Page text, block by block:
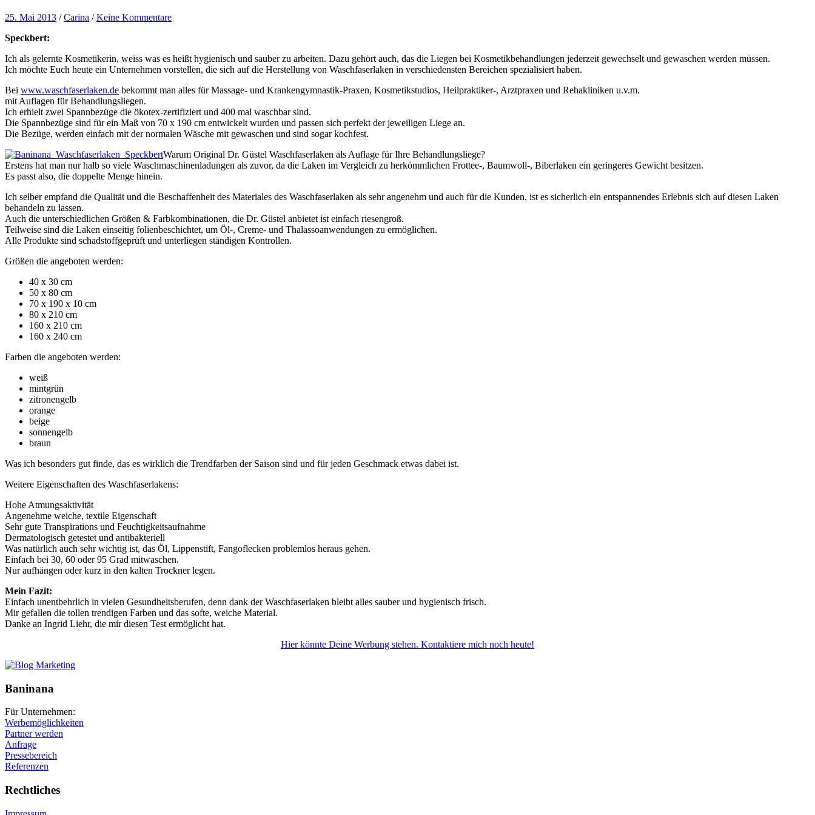
25. Mai 2013 /Carina /Keine Kommentare
Speckbert:
Ich als gelernte Kosmetikerin, weiss was es heißt hygienisch und sauber zu arbeiten. Dazu gehört auch, das die Liegen bei Kosmetikbehandlungen jederzeit gewechselt und gewaschen werden müssen.
Ich möchte Euch heute ein Unternehmen vorstellen, die sich auf die Herstellung von Waschfaserlaken in verschiedensten Bereichen spezialisiert haben.
Bei www.waschfaserlaken.de bekommt man alles für Massage- und Krankengymnastik-Praxen, Kosmetikstudios, Heilpraktiker-, Arztpraxen und Rehakliniken u.v.m.
mit Auflagen für Behandlungsliegen.
Ich erhielt zwei Spannbezüge die ökotex-zertifiziert und 400 mal waschbar sind.
Die Spannbezüge sind für ein Maß von 70 x 190 cm entwickelt wurden und passen sich perfekt der jeweiligen Liege an.
Die Bezüge, werden einfach mit der normalen Wäsche mit gewaschen und sind sogar kochfest.
Warum Original Dr. Güstel Waschfaserlaken als Auflage für Ihre Behandlungsliege?
Erstens hat man nur halb so viele Waschmaschinenladungen als zuvor, da die Laken im Vergleich zu herkömmlichen Frottee-, Baumwoll-, Biberlaken ein geringeres Gewicht besitzen.
Es passt also, die doppelte Menge hinein.
Ich selber empfand die Qualität und die Beschaffenheit des Materiales des Waschfaserlaken als sehr angenehm und auch für die Kunden, ist es sicherlich ein entspannendes Erlebnis sich auf diesen Laken
behandeln zu lassen.
Auch die unterschiedlichen Größen & Farbkombinationen, die Dr. Güstel anbietet ist einfach riesengroß.
Teilweise sind die Laken einseitig folienbeschichtet, um Öl-, Creme- und Thalassoanwendungen zu ermöglichen.
Alle Produkte sind schadstoffgeprüft und unterliegen ständigen Kontrollen.
Größen die angeboten werden:
40 x 30 cm
50 x 80 cm
70 x 190 x 10 cm
80 x 210 cm
160 x 210 cm
160 x 240 cm
Farben die angeboten werden:
weiß
mintgrün
zitronengelb
orange
beige
sonnengelb
braun
Was ich besonders gut finde, das es wirklich die Trendfarben der Saison sind und für jeden Geschmack etwas dabei ist.
Weitere Eigenschaften des Waschfaserlakens:
Hohe Atmungsaktivität
Angenehme weiche, textile Eigenschaft
Sehr gute Transpirations und Feuchtigkeitsaufnahme
Dermatologisch getestet und antibakteriell
Was natürlich auch sehr wichtig ist, das Öl, Lippenstift, Fangoflecken problemlos heraus gehen.
Einfach bei 30, 60 oder 95 Grad mitwaschen.
Nur aufhängen oder kurz in den kalten Trockner legen.
Mein Fazit:
Einfach unentbehrlich in vielen Gesundheitsberufen, denn dank der Waschfaserlaken bleibt alles sauber und hygienisch frisch.
Mir gefallen die tollen trendigen Farben und das softe, weiche Material.
Danke an Ingrid Liehr, die mir diesen Test ermöglicht hat.
Hier könnte Deine Werbung stehen. Kontaktiere mich noch heute!
Baninana
Für Unternehmen:
Werbemöglichkeiten
Partner werden
Anfrage
Pressebereich
Referenzen
Rechtliches